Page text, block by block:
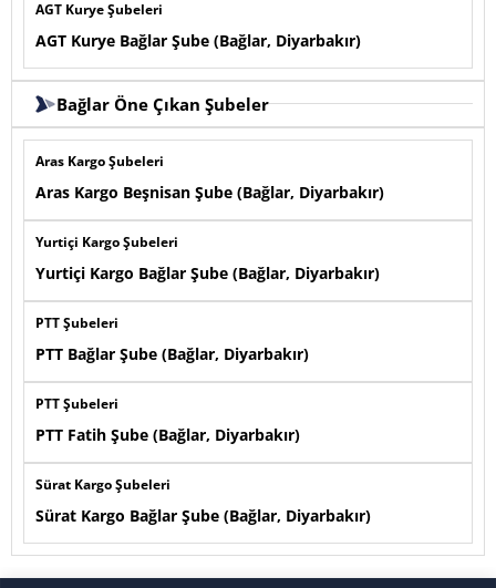
AGT Kurye Şubeleri
AGT Kurye Bağlar Şube (Bağlar, Diyarbakır)
Bağlar Öne Çıkan Şubeler
Aras Kargo Şubeleri
Aras Kargo Beşnisan Şube (Bağlar, Diyarbakır)
Yurtiçi Kargo Şubeleri
Yurtiçi Kargo Bağlar Şube (Bağlar, Diyarbakır)
PTT Şubeleri
PTT Bağlar Şube (Bağlar, Diyarbakır)
PTT Şubeleri
PTT Fatih Şube (Bağlar, Diyarbakır)
Sürat Kargo Şubeleri
Sürat Kargo Bağlar Şube (Bağlar, Diyarbakır)